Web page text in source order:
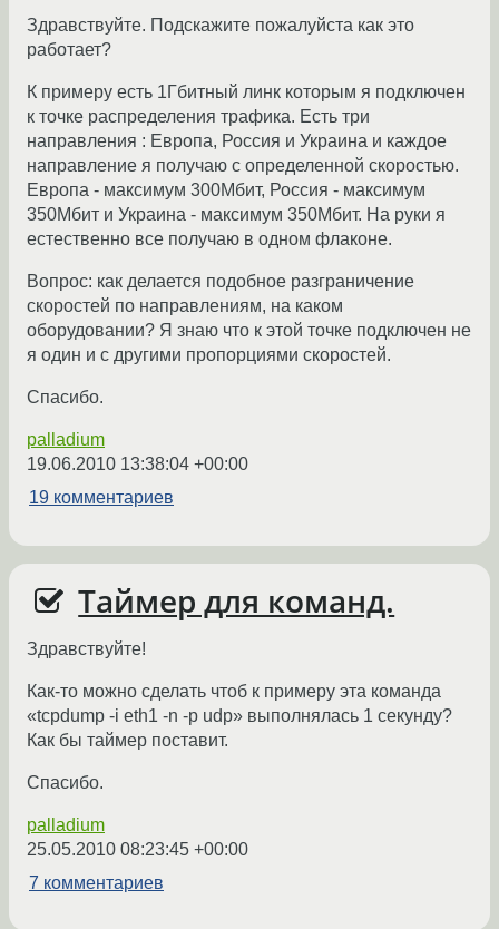
Здравствуйте. Подскажите пожалуйста как это
работает?
К примеру есть 1Гбитный линк которым я подключен
к точке распределения трафика. Есть три
направления : Европа, Россия и Украина и каждое
направление я получаю с определенной скоростью.
Европа - максимум 300Мбит, Россия - максимум
350Мбит и Украина - максимум 350Мбит. На руки я
естественно все получаю в одном флаконе.
Вопрос: как делается подобное разграничение
скоростей по направлениям, на каком
оборудовании? Я знаю что к этой точке подключен не
я один и с другими пропорциями скоростей.
Спасибо.
palladium
19.06.2010 13:38:04 +00:00
19 комментариев
Таймер для команд.
Здравствуйте!
Как-то можно сделать чтоб к примеру эта команда
«tcpdump -i eth1 -n -p udp» выполнялась 1 секунду?
Как бы таймер поставит.
Спасибо.
palladium
25.05.2010 08:23:45 +00:00
7 комментариев